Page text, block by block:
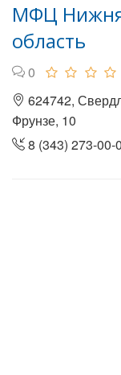
МФЦ
область
0
624742,
Фрунзе, 10
8 (343) 273-00-